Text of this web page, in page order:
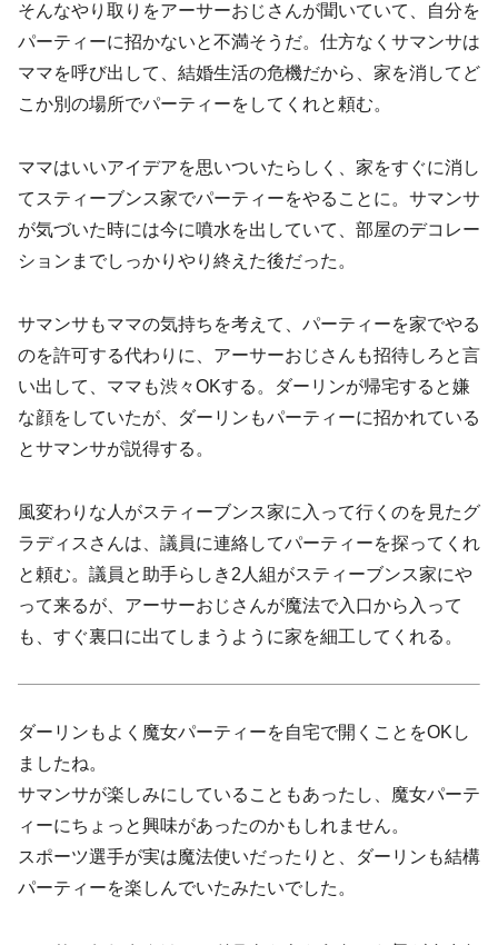
そんなやり取りをアーサーおじさんが聞いていて、自分を
パーティーに招かないと不満そうだ。仕方なくサマンサは
ママを呼び出して、結婚生活の危機だから、家を消してど
こか別の場所でパーティーをしてくれと頼む。
ママはいいアイデアを思いついたらしく、家をすぐに消し
てスティーブンス家でパーティーをやることに。サマンサ
が気づいた時には今に噴水を出していて、部屋のデコレー
ションまでしっかりやり終えた後だった。
サマンサもママの気持ちを考えて、パーティーを家でやる
のを許可する代わりに、アーサーおじさんも招待しろと言
い出して、ママも渋々OKする。ダーリンが帰宅すると嫌
な顔をしていたが、ダーリンもパーティーに招かれている
とサマンサが説得する。
風変わりな人がスティーブンス家に入って行くのを見たグ
ラディスさんは、議員に連絡してパーティーを探ってくれ
と頼む。議員と助手らしき2人組がスティーブンス家にや
って来るが、アーサーおじさんが魔法で入口から入って
も、すぐ裏口に出てしまうように家を細工してくれる。
ダーリンもよく魔女パーティーを自宅で開くことをOKし
ましたね。
サマンサが楽しみにしていることもあったし、魔女パーテ
ィーにちょっと興味があったのかもしれません。
スポーツ選手が実は魔法使いだったりと、ダーリンも結構
パーティーを楽しんでいたみたいでした。